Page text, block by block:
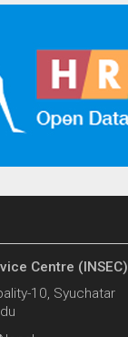
Centre (INSEC)
10, Syuchatar